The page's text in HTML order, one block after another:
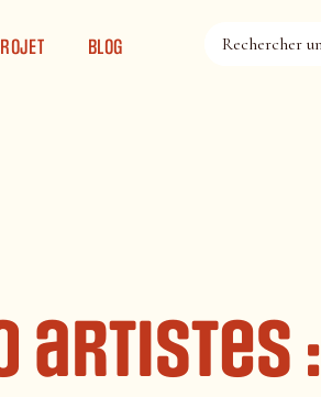
BLOG
artistes :